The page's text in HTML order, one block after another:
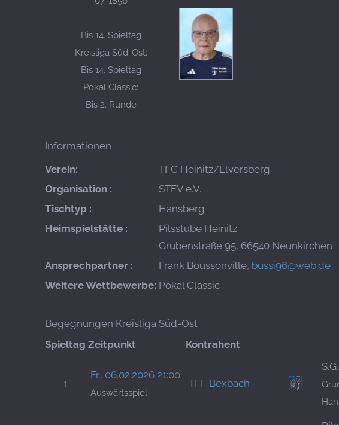
Bis 14. Spieltag
Kreisliga Süd-Ost:
Bis 14. Spieltag
Pokal Classic:
Bis 2. Runde
Informationen
Verein:
TFC Heinitz/Elversberg
Organisation :
STFV e.V.
Tischtyp :
Hansberg
Heimspielstätte :
Pilsstube Heinitz
Grubenstraße 95, 66540 Neunkirchen
Ansprechpartner :
Frank Boussonville, bussi96@web.de
Weitere Wettbewerbe: Pokal Classic
Begegnungen Kreisliga Süd-Ost
Spieltag Zeitpunkt Kontrahent
1
Fr., 06.02.2026 21:00
Auswärtsspiel
TFF Bexbach